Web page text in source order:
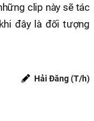
clip này sẽ tác
đây là đối tượng
Hải Đăng (T/h)